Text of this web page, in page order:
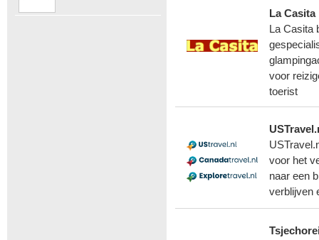
La Casita
La Casita
voor
toerist
voor het
naar een
verblijven